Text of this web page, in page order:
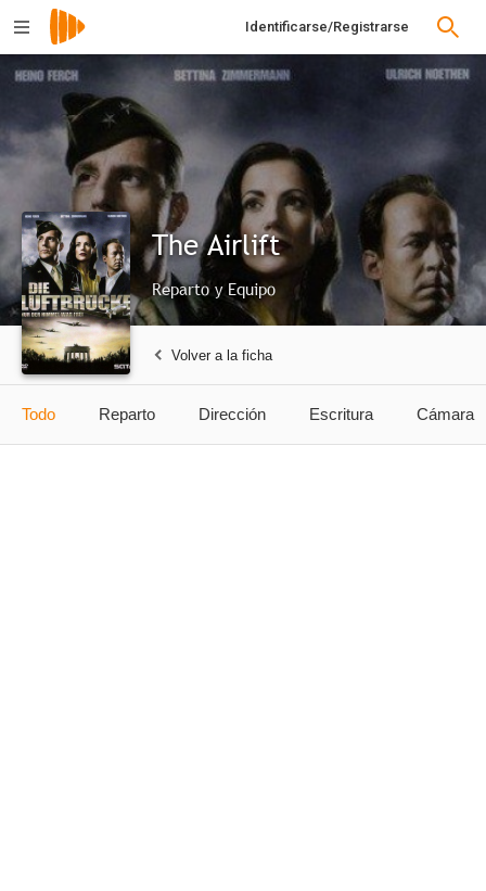
Identificarse/Registrarse
The Airlift
Reparto y Equipo
Volver a la ficha
Todo Reparto Dirección Escritura Cámara